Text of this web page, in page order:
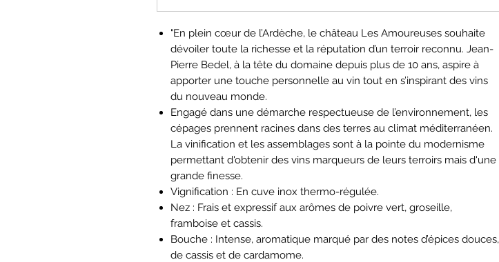
"En plein cœur de l’Ardèche, le château Les Amoureuses souhaite
dévoiler toute la richesse et la réputation d’un terroir reconnu. Jean-
Pierre Bedel, à la tête du domaine depuis plus de 10 ans, aspire à
apporter une touche personnelle au vin tout en s’inspirant des vins
du nouveau monde.
Engagé dans une démarche respectueuse de l’environnement, les
cépages prennent racines dans des terres au climat méditerranéen.
La vinification et les assemblages sont à la pointe du modernisme
permettant d'obtenir des vins marqueurs de leurs terroirs mais d'une
grande finesse.
Vignification : En cuve inox thermo-régulée.
Nez : Frais et expressif aux arômes de poivre vert, groseille,
framboise et cassis.
Bouche : Intense, aromatique marqué par des notes d’épices douces,
de cassis et de cardamome.